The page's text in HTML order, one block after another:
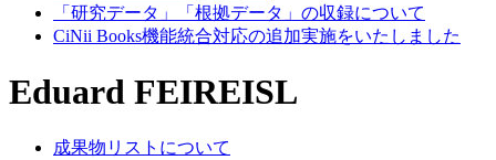
「研究データ」「根拠データ」の収録について
CiNii Books機能統合対応の追加実施をいたしました
Eduard FEIREISL
成果物リストについて